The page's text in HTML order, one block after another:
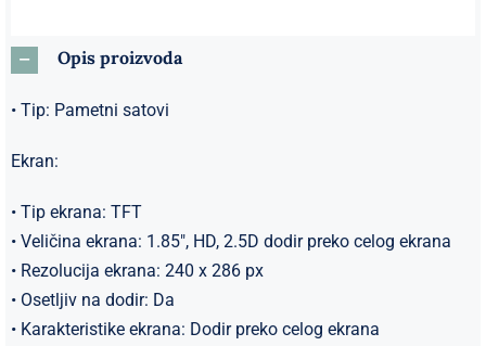
Opis proizvoda
• Tip: Pametni satovi
Ekran:
• Tip ekrana: TFT
• Veličina ekrana: 1.85″, HD, 2.5D dodir preko celog ekrana
• Rezolucija ekrana: 240 x 286 px
• Osetljiv na dodir: Da
• Karakteristike ekrana: Dodir preko celog ekrana